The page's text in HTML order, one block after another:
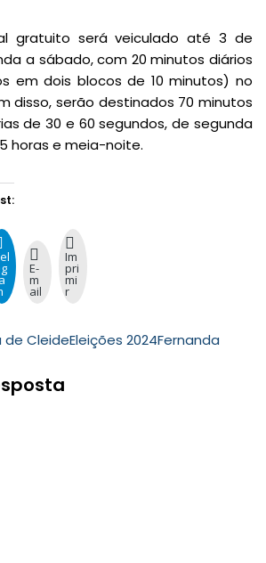
gratuito será veiculado até 3 de
a sábado, com 20 minutos diários
em dois blocos de 10 minutos) no
disso, serão destinados 70 minutos
de 30 e 60 segundos, de segunda
horas e meia-noite.
E-
m
ail
Im
pri
mi
r
de CleideEleições 2024Fernanda